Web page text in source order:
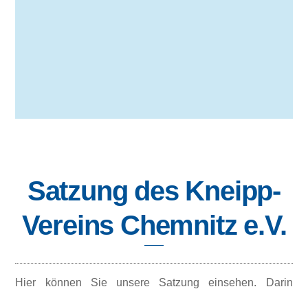
Satzung des Kneipp-
Vereins Chemnitz e.V.
Hier können Sie unsere Satzung einsehen. Darin